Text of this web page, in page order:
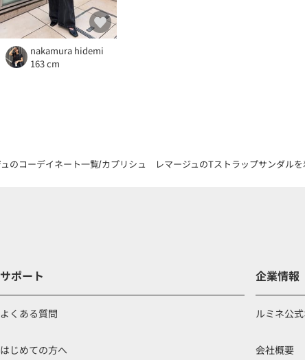
nakamura hidemi
163 cm
のコーデイネート一覧カプリシュ レマージュのTストラップサンダルを
サポート
よくある質問
はじめての方へ
企業情報
ルミネ公
会社概要